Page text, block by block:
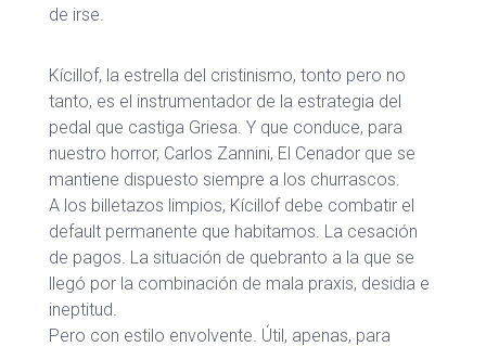
de irse.
Kícillof, la estrella del cristinismo, tonto pero no
tanto, es el instrumentador de la estrategia del
pedal que castiga Griesa. Y que conduce, para
nuestro horror, Carlos Zannini, El Cenador que se
mantiene dispuesto siempre a los churrascos.
A los billetazos limpios, Kícillof debe combatir el
default permanente que habitamos. La cesación
de pagos. La situación de quebranto a la que se
llegó por la combinación de mala praxis, desidia e
ineptitud.
Pero con estilo envolvente. Útil, apenas, para